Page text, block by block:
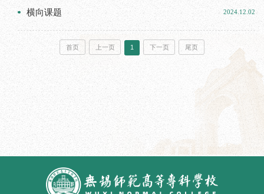
横向课题 2024.12.02
首页 上一页 1 下一页 尾页